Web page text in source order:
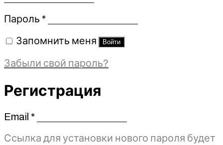
Пароль *Обязательно
Запомнить меня Войти
Забыли свой пароль?
Регистрация
Email *Обязательно
Ссылка для установки нового пароля будет